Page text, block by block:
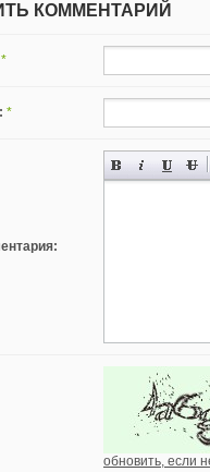
КОММЕНТАРИЙ
*
*
обновить, если